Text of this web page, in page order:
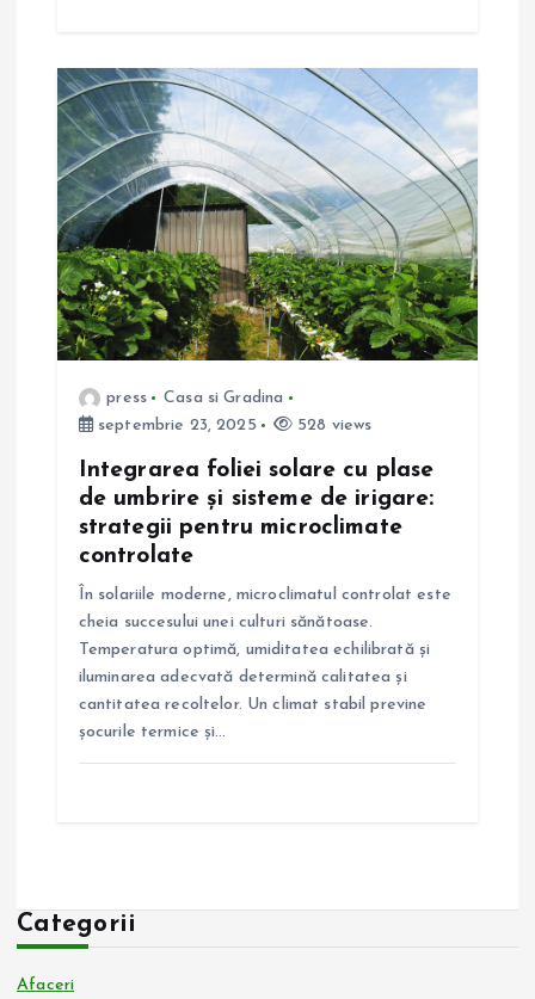
press
Casa si Gradina
septembrie 23, 2025
528 views
Integrarea foliei solare cu plase
de umbrire și sisteme de irigare:
strategii pentru microclimate
controlate
În solariile moderne, microclimatul controlat este
cheia succesului unei culturi sănătoase.
Temperatura optimă, umiditatea echilibrată și
iluminarea adecvată determină calitatea și
cantitatea recoltelor. Un climat stabil previne
șocurile termice și…
Categorii
Afaceri